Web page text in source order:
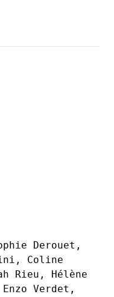
Derouet,
Coline
Rieu, Hélène
Verdet,